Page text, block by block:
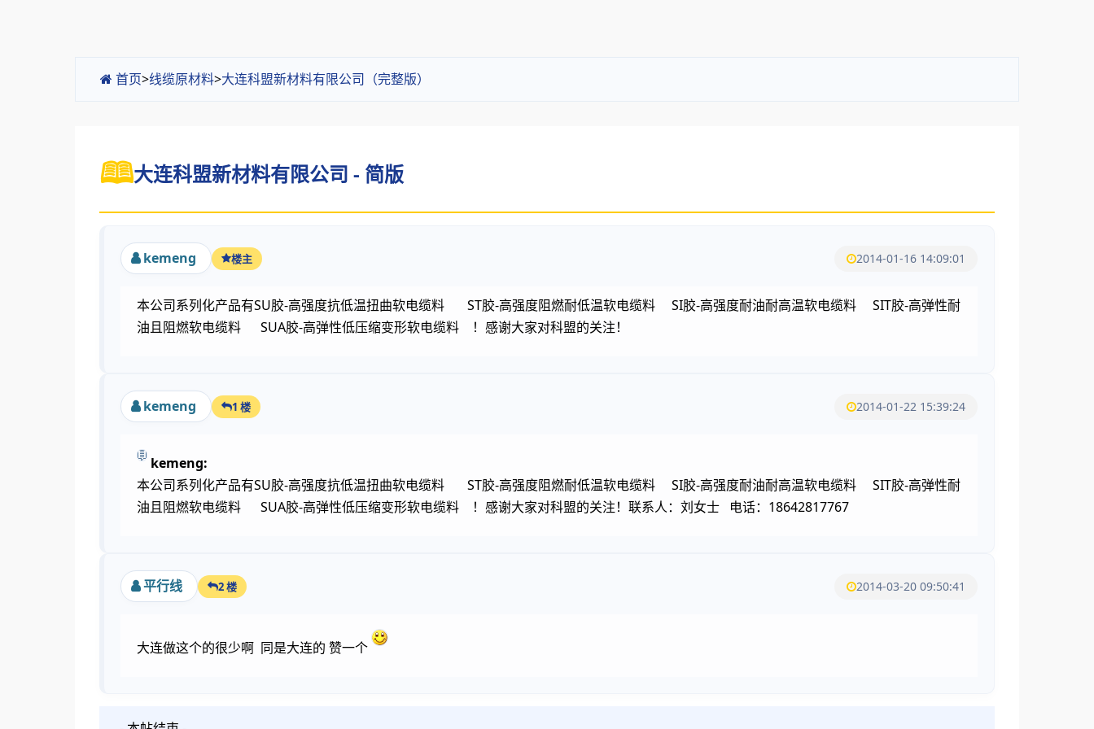
首页>线缆原材料>大连科盟新材料有限公司（完整版）
大连科盟新材料有限公司 - 简版
kemeng 楼主 2014-01-16 14:09:01
本公司系列化产品有SU胶-高强度抗低温扭曲软电缆料 ST胶-高强度阻燃耐低温软电缆料 SI胶-高强度耐油耐高温软电缆料 SIT胶-高弹性耐
油且阻燃软电缆料 SUA胶-高弹性低压缩变形软电缆料 ！感谢大家对科盟的关注！
kemeng 1 楼 2014-01-22 15:39:24
kemeng:
本公司系列化产品有SU胶-高强度抗低温扭曲软电缆料 ST胶-高强度阻燃耐低温软电缆料 SI胶-高强度耐油耐高温软电缆料 SIT胶-高弹性耐
油且阻燃软电缆料 SUA胶-高弹性低压缩变形软电缆料 ！感谢大家对科盟的关注！联系人：刘女士 电话：18642817767
平行线 2 楼 2014-03-20 09:50:41
大连做这个的很少啊 同是大连的 赞一个